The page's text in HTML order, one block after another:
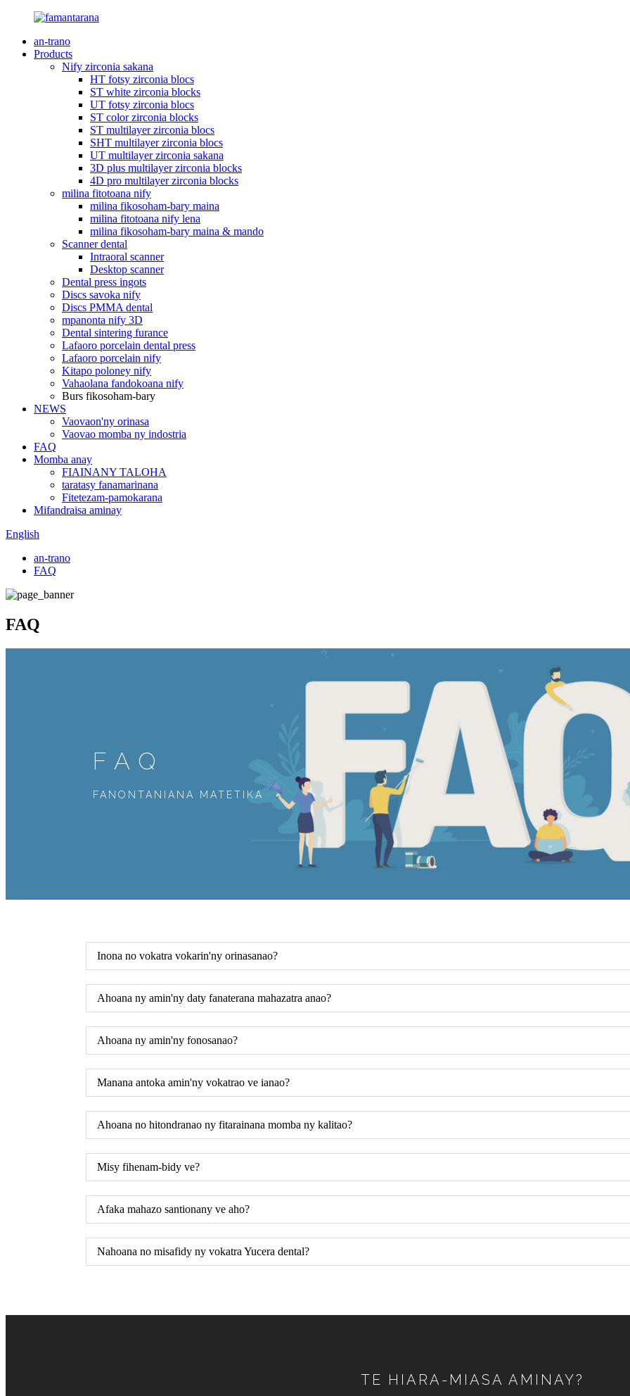
an-trano
Products
Nify zirconia sakana
HT fotsy zirconia blocs
ST white zirconia blocks
UT fotsy zirconia blocs
ST color zirconia blocks
ST multilayer zirconia blocs
SHT multilayer zirconia blocs
UT multilayer zirconia sakana
3D plus multilayer zirconia blocks
4D pro multilayer zirconia blocks
milina fitotoana nify
milina fikosoham-bary maina
milina fitotoana nify lena
milina fikosoham-bary maina & mando
Scanner dental
Intraoral scanner
Desktop scanner
Dental press ingots
Discs savoka nify
Discs PMMA dental
mpanonta nify 3D
Dental sintering furance
Lafaoro porcelain dental press
Lafaoro porcelain nify
Kitapo poloney nify
Vahaolana fandokoana nify
Burs fikosoham-bary
NEWS
Vaovaon'ny orinasa
Vaovao momba ny indostria
FAQ
Momba anay
FIAINANY TALOHA
taratasy fanamarinana
Fitetezam-pamokarana
Mifandraisa aminay
English
an-trano
FAQ
FAQ
FAQ
FANONTANIANA MATETIKA
Inona no vokatra vokarin'ny orinasanao?
Ahoana ny amin'ny daty fanaterana mahazatra anao?
Ahoana ny amin'ny fonosanao?
Manana antoka amin'ny vokatrao ve ianao?
Ahoana no hitondranao ny fitarainana momba ny kalitao?
Misy fihenam-bidy ve?
Afaka mahazo santionany ve aho?
Nahoana no misafidy ny vokatra Yucera dental?
TE HIARA-MIASA AMINAY?